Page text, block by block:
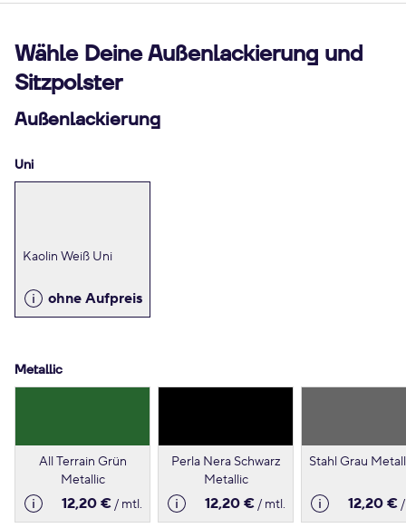
Wähle Deine Außenlackierung und
Sitzpolster
Außenlackierung
Uni
Kaolin Weiß Uni
ohne Aufpreis
Metallic
All Terrain Grün
Metallic
12,20 €/ mtl.
Perla Nera Schwarz
Metallic
12,20 €/ mtl.
Stahl Grau
12,20 €